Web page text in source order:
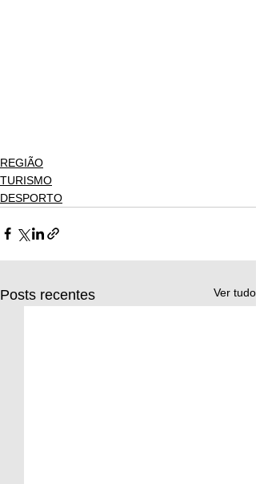
REGIÃO
TURISMO
DESPORTO
Posts recentes Ver tudo